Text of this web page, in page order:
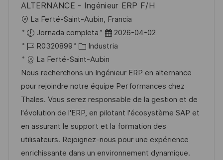
l
i
c
a
c
i
ó
n
ALTERNANCE - Ingénieur ERP F/H
U
b
c
a
c
i
ó
n
La Ferté-Saint-Aubin, Francia
Jornada completa
F
e
c
h
a
d
e
p
u
b
2026-04-02
I
D
d
e
e
m
p
l
e
R0320899
C
a
t
e
g
o
r
í
a
Industria
La Ferté-Saint-Aubin
Nous recherchons un Ingénieur ERP en alternance
pour rejoindre notre équipe Performances chez
Thales. Vous serez responsable de la gestion et de
l'évolution de l'ERP, en pilotant l'écosystème SAP et
en assurant le support et la formation des
utilisateurs. Rejoignez-nous pour une expérience
enrichissante dans un environnement dynamique.